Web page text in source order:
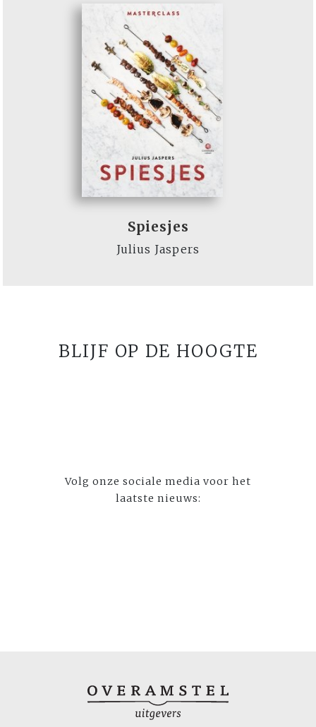
Spiesjes
Julius Jaspers
BLIJF OP DE HOOGTE
Volg onze sociale media voor het
laatste nieuws: